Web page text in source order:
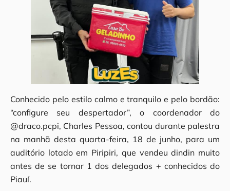
Conhecido pelo estilo calmo e tranquilo e pelo bordão:
“configure seu despertador”, o coordenador do
@draco.pcpi, Charles Pessoa, contou durante palestra
na manhã desta quarta-feira, 18 de junho, para um
auditório lotado em Piripiri, que vendeu dindin muito
antes de se tornar 1 dos delegados + conhecidos do
Piauí.